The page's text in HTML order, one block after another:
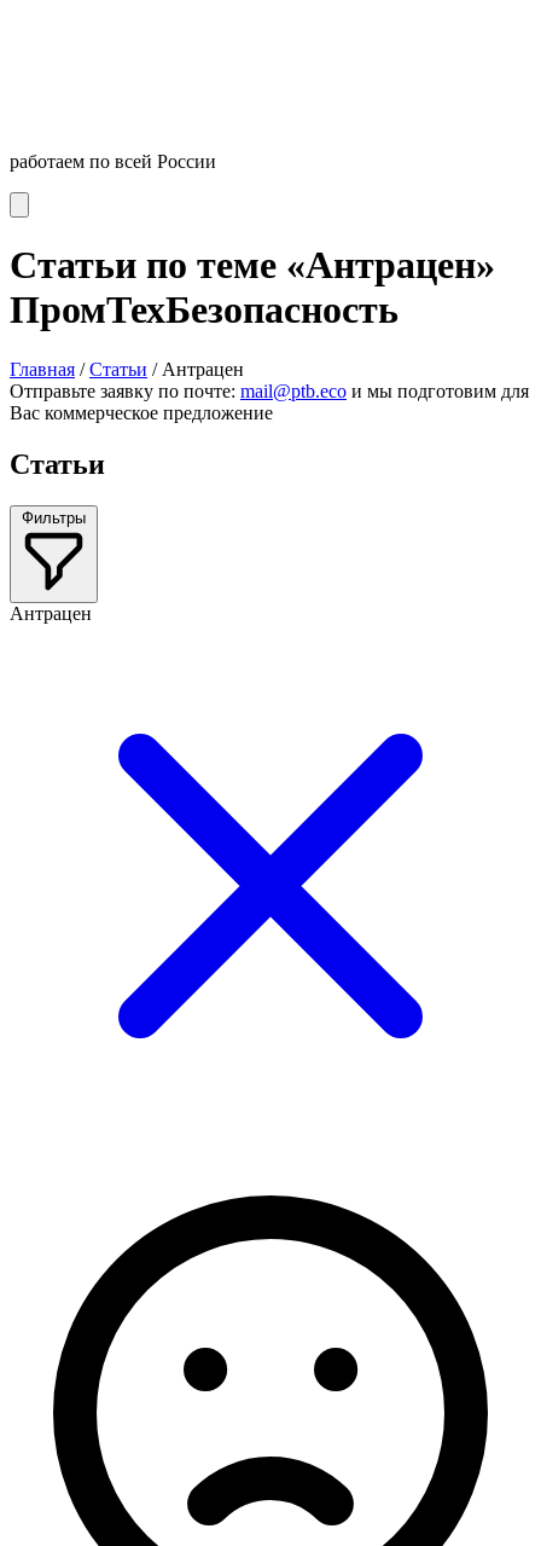
работаем по всей России
Статьи по теме «Антрацен»
ПромТехБезопасность
Главная /Статьи / Антрацен
Отправьте заявку по почте: mail@ptb.eco и мы подготовим для
Вас коммерческое предложение
Статьи
Фильтры
Антрацен